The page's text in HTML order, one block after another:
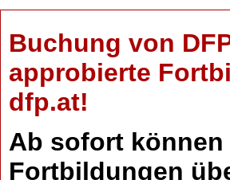
Buchung von
approbierte
dfp.at!
Ab sofort können
Fortbildungen